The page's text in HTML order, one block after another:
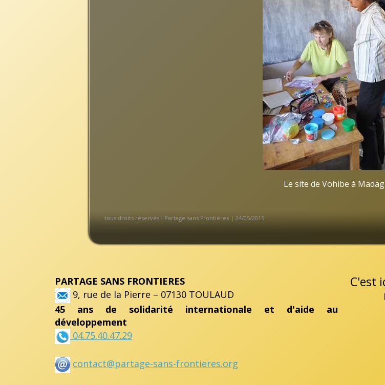
Le site de Vohibe à
tous droits réservés - Partage sans Frontières | 24/05/2015
PARTAGE SANS FRONTIERES
9, rue de la Pierre – 07130 TOULAUD
45 ans de solidarité internationale et d'aide au
développement
04.75.40.47.29
contact@partage-sans-frontieres.org
C'est